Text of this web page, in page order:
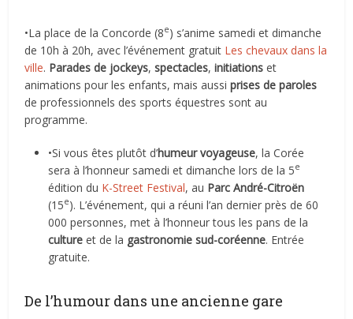
•La place de la Concorde (8e) s’anime samedi et dimanche
de 10h à 20h, avec l’événement gratuit Les chevaux dans la
ville. Parades de jockeys,spectacles,initiations et
animations pour les enfants, mais aussi prises de paroles
de professionnels des sports équestres sont au
programme.
•Si vous êtes plutôt d’humeur voyageuse, la Corée
sera à l’honneur samedi et dimanche lors de la 5e
édition du K-Street Festival, au Parc André-Citroën
(15e). L’événement, qui a réuni l’an dernier près de 60
000 personnes, met à l’honneur tous les pans de la
cultureet de la gastronomie sud-coréenne. Entrée
gratuite.
De l’humour dans une ancienne gare